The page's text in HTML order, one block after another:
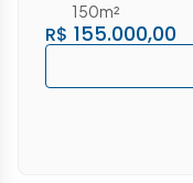
R$ 155.000,00
150m²